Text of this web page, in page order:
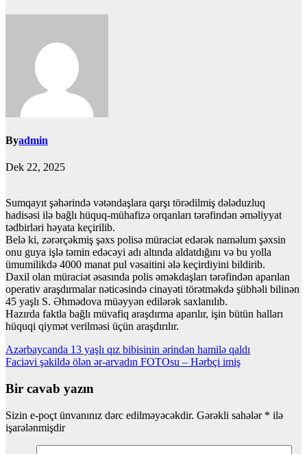
Byadmin
Dek 22, 2025
Sumqayıt şəhərində vətəndaşlara qarşı törədilmiş dələduzluq
hadisəsi ilə bağlı hüquq-mühafizə orqanları tərəfindən əməliyyat
tədbirləri həyata keçirilib.
Belə ki, zərərçəkmiş şəxs polisə müraciət edərək naməlum şəxsin
onu guya işlə təmin edəcəyi adı altında aldatdığını və bu yolla
ümumilikdə 4000 manat pul vəsaitini ələ keçirdiyini bildirib.
Daxil olan müraciət əsasında polis əməkdaşları tərəfindən aparılan
operativ araşdırmalar nəticəsində cinayəti törətməkdə şübhəli bilinən
45 yaşlı S. Əhmədova müəyyən edilərək saxlanılıb.
Hazırda faktla bağlı müvafiq araşdırma aparılır, işin bütün halları
hüquqi qiymət verilməsi üçün araşdırılır.
Yazı
naviqasiyası
Azərbaycanda 13 yaşlı qız bibisinin ərindən hamilə qaldı
Faciəvi şəkildə ölən ər-arvadın FOTOsu – Hərbçi imiş
Bir cavab yazın
Sizin e-poçt ünvanınız dərc edilməyəcəkdir. Gərəkli sahələr * ilə
işarələnmişdir